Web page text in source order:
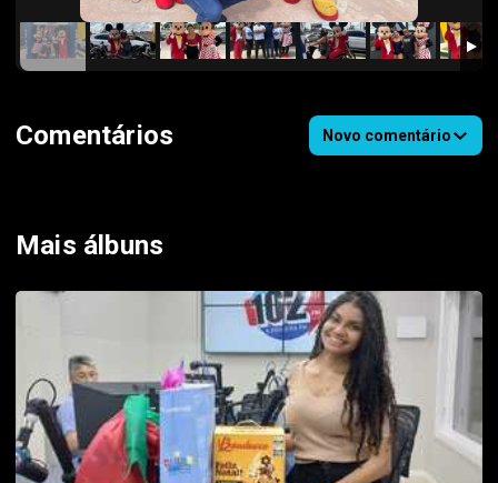
Mais álbuns
Comentários Novo comentário